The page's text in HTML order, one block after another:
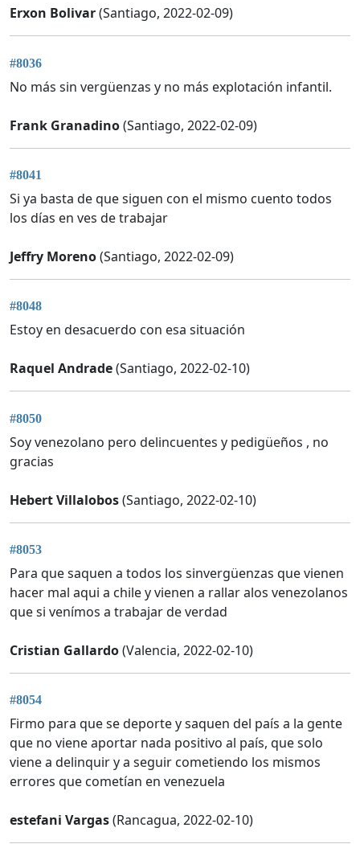
Erxon Bolivar(Santiago, 2022-02-09)
#8036
No más sin vergüenzas y no más explotación infantil.
Frank Granadino(Santiago, 2022-02-09)
#8041
Si ya basta de que siguen con el mismo cuento todos
los días en ves de trabajar
Jeffry Moreno(Santiago, 2022-02-09)
#8048
Estoy en desacuerdo con esa situación
Raquel Andrade(Santiago, 2022-02-10)
#8050
Soy venezolano pero delincuentes y pedigüeños , no
gracias
Hebert Villalobos(Santiago, 2022-02-10)
#8053
Para que saquen a todos los sinvergüenzas que vienen
hacer mal aqui a chile y vienen a rallar alos venezolanos
que si venímos a trabajar de verdad
Cristian Gallardo(Valencia, 2022-02-10)
#8054
Firmo para que se deporte y saquen del país a la gente
que no viene aportar nada positivo al país, que solo
viene a delinquir y a seguir cometiendo los mismos
errores que cometían en venezuela
estefani Vargas(Rancagua, 2022-02-10)